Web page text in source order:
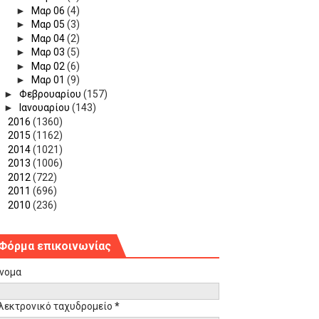
►
Μαρ 06(4)
►
Μαρ 05(3)
►
Μαρ 04(2)
►
Μαρ 03(5)
►
Μαρ 02(6)
►
Μαρ 01(9)
►Φεβρουαρίου(157)
►
Ιανουαρίου(143)
2016 (1360)
2015 (1162)
2014(1021)
2013 (1006)
2012 (722)
2011 (696)
2010 (236)
επικοινωνίας
ταχυδρομείο *